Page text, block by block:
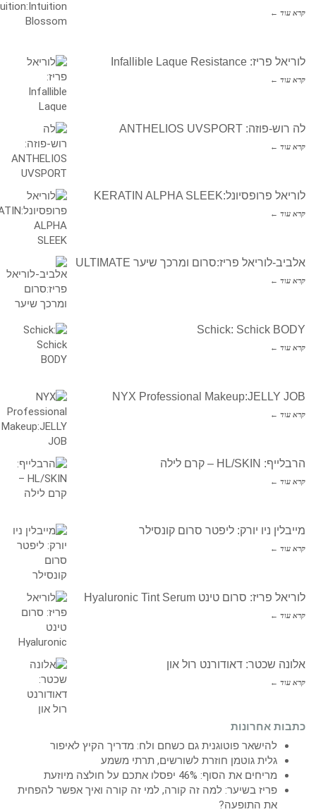
קרא עוד ←
לוריאל פריז: Infallible Laque Resistance
קרא עוד ←
לה רוש-פוזה: ANTHELIOS UVSPORT
קרא עוד ←
לוריאל פרופסיונל:KERATIN ALPHA SLEEK
קרא עוד ←
אלביב-לוריאל פריז:סרום ומרכך שיער ULTIMATE
קרא עוד ←
Schick: Schick BODY
קרא עוד ←
NYX Professional Makeup:JELLY JOB
קרא עוד ←
הרבלייף: HL/SKIN – קרם לילה
קרא עוד ←
מייבלין ניו יורק: ליפטר סרום קונסילר
קרא עוד ←
לוריאל פריז: סרום טינט Hyaluronic Tint Serum
קרא עוד ←
אלונה שכטר: דאודורנט רול און
קרא עוד ←
כתבות אחרונות
להישאר פוטוגנית גם כשחם ולח: מדריך הקיץ לאיפור
גלית גוטמן חוזרת לשורשים, תרתי משמע
מריחים את הסוף: 46% יפסלו אתכם על חולצה מיוזעת
פריז בשיער: למה זה קורה, למי זה קורה ואיך אפשר להפחית
את התופעה?